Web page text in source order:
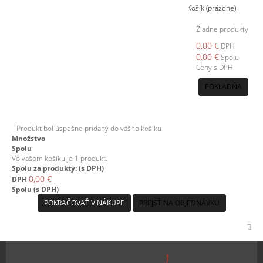
Košík(prázdne)
Žiadne produkty
0,00 € DPH
0,00 €Spolu
Ceny s DPH
POKLADŇA
Produkt bol úspešne pridaný do vášho košíku
Množstvo
Spolu
Vo vašom košíku je 1 produkt.
Spolu za produkty: (s DPH)
DPH 0,00 €
Spolu (s DPH)
POKRAČOVAŤ V NÁKUPE
PREJSŤ NA OBJEDNÁVKU